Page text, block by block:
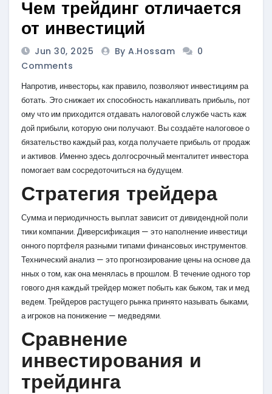
Чем трейдинг отличается
от инвестиций
Jun 30, 2025 By A.hossam
0
Comments
Напротив, инвесторы, как правило, позволяют инвестициям ра
ботать. Это снижает их способность накапливать прибыль, пот
ому что им приходится отдавать налоговой службе часть каж
дой прибыли, которую они получают. Вы создаёте налоговое о
бязательство каждый раз, когда получаете прибыль от продаж
и активов. Именно здесь долгосрочный менталитет инвестора
помогает вам сосредоточиться на будущем.
Стратегия трейдера
Сумма и периодичность выплат зависит от дивидендной поли
тики компании. Диверсификация — это наполнение инвестици
онного портфеля разными типами финансовых инструментов.
Технический анализ — это прогнозирование цены на основе да
нных о том, как она менялась в прошлом. В течение одного тор
гового дня каждый трейдер может побыть как быком, так и мед
ведем. Трейдеров растущего рынка принято называть быками,
а игроков на понижение — медведями.
Сравнение
инвестирования и
трейдинга